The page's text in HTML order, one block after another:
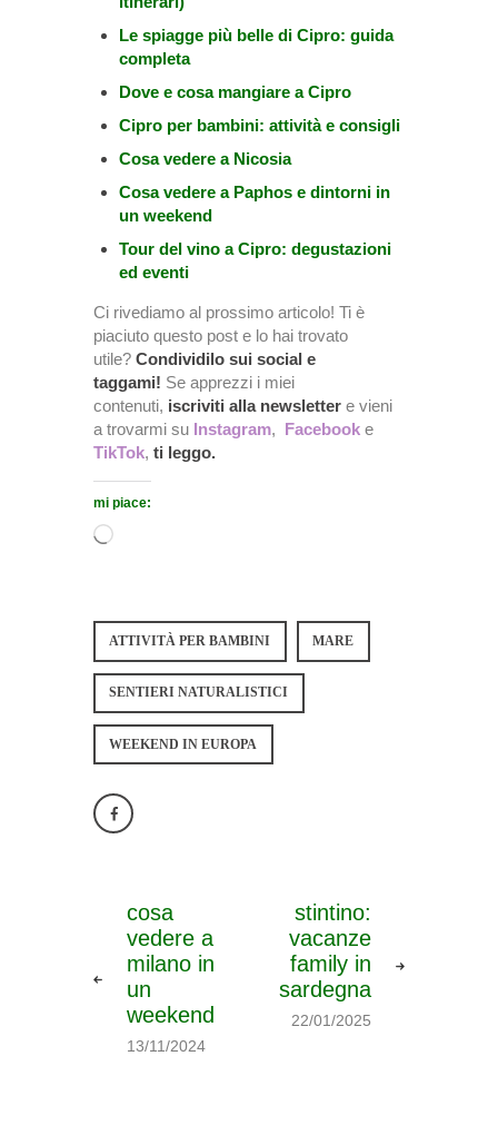
Le spiagge più belle di Cipro: guida
completa
Dove e cosa mangiare a Cipro
Cipro per bambini: attività e consigli
Cosa vedere a Nicosia
Cosa vedere a Paphos e dintorni in
un weekend
Tour del vino a Cipro: degustazioni
ed eventi
Ci rivediamo al prossimo articolo! Ti è
piaciuto questo post e lo hai trovato
utile? Condividilo sui social e
taggami! Se apprezzi i miei
contenuti, iscriviti alla newsletter e vieni
a trovarmi su Instagram, Facebook e
TikTok, ti leggo.
mi piace:
ATTIVITÀ PER BAMBINI MARE
SENTIERI NATURALISTICI
WEEKEND IN EUROPA
cosa
vedere a
milano in
un
weekend
13/11/2024
stintino:
vacanze
family in
sardegna
22/01/2025